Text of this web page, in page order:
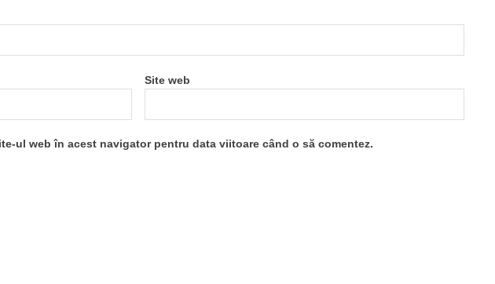
Site web
ul web în acest navigator pentru data viitoare când o să comentez.